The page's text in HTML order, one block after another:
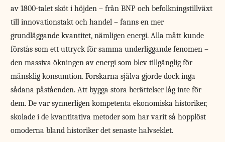
av 1800-talet sköt i höjden – från BNP och befolkningstillväxt
till innovationstakt och handel – fanns en mer
grundläggande kvantitet, nämligen energi. Alla mått kunde
förstås som ett uttryck för samma underliggande fenomen –
den massiva ökningen av energi som blev tillgänglig för
mänsklig konsumtion. Forskarna själva gjorde dock inga
sådana påståenden. Att bygga stora berättelser låg inte för
dem. De var synnerligen kompetenta ekonomiska historiker,
skolade i de kvantitativa metoder som har varit så hopplöst
omoderna bland historiker det senaste halvseklet.